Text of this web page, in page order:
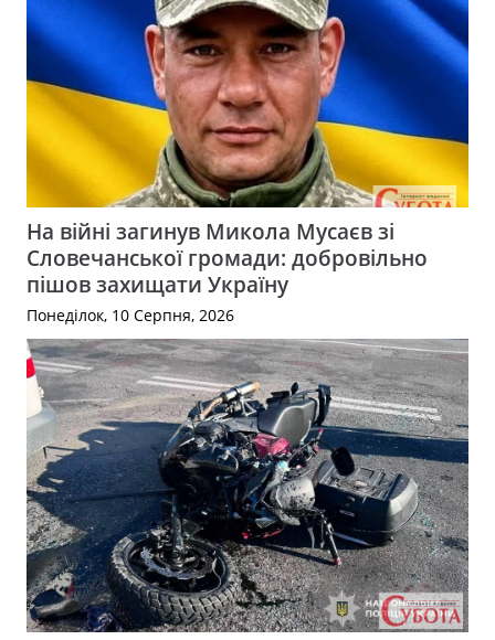
На війні загинув Микола Мусаєв зі
Словечанської громади: добровільно
пішов захищати Україну
Понеділок, 10 Серпня, 2026